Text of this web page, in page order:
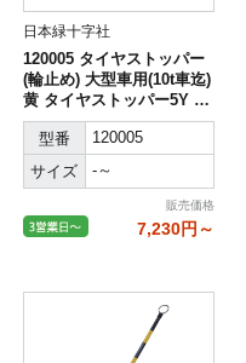
日本緑十字社
120005 タイヤストッパー
(輪止め) 大型車用(10t車迄)
黄 タイヤストッパー5Y 2
個組(トラ柄ロープ1.2m連
結) 樹脂製
型番
120005
サイズ
-～
販売価格
7,230円～